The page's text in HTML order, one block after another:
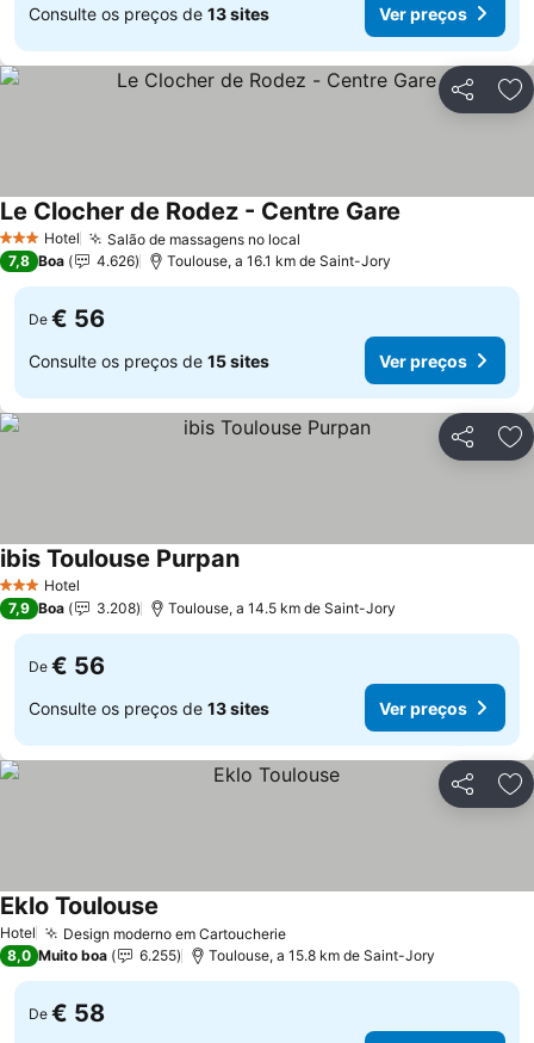
Consulte os preços de 13 sites Ver preços
Partilhar
3 EstrelasHotel Salão de massagens no local
Le Clocher de Rodez - Centre Gare
7,8 Boa 4.626 Toulouse, a 16.1 km de Saint-Jory
De € 56
Consulte os preços de 15 sites Ver preços
Partilhar
3 EstrelasHotel
ibis Toulouse PurpanVer preços
7,9 Boa 3.208 Toulouse, a 14.5 km de Saint-Jory
De € 56
Consulte os preços de 13 sites Ver preços
Partilhar
Hotel Design moderno em CartoucherieVer preços
Eklo Toulouse
8,0 Muito boa 6.255 Toulouse, a 15.8 km de Saint-Jory
De € 58